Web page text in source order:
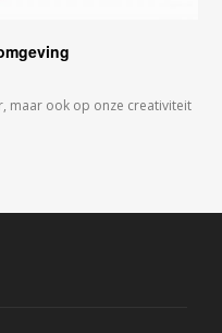
maar ook op onze creativiteit